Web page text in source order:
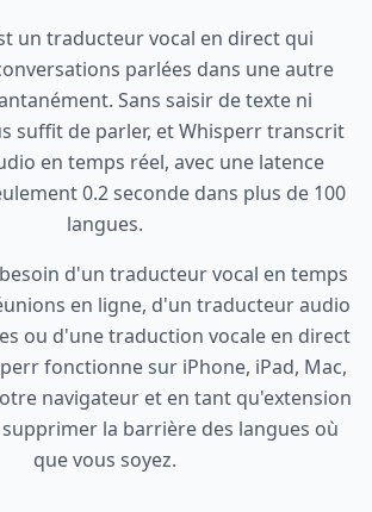
un traducteur vocal en direct qui
parlées dans une autre
Sans saisir de texte ni
suffit de parler, et Whisperr transcrit
en temps réel, avec une latence
0.2 seconde dans plus de 100
langues.
d'un traducteur vocal en temps
en ligne, d'un traducteur audio
ou d'une traduction vocale en direct
fonctionne sur iPhone, iPad, Mac,
navigateur et en tant qu'extension
la barrière des langues où
que vous soyez.